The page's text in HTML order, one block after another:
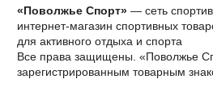
«Поволжье Спорт»— сеть
интернет-магазин спортивных
для активного отдыха и спорта
Все права защищены. «Поволжье
зарегистрированным товарным